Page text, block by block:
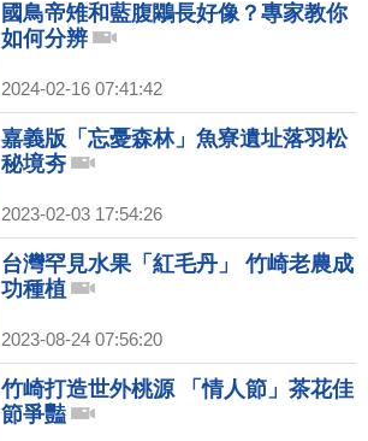
國鳥帝雉和藍腹鷴長好像？專家教你
如何分辨
2024-02-16 07:41:42
嘉義版「忘憂森林」魚寮遺址落羽松
秘境夯
2023-02-03 17:54:26
台灣罕見水果「紅毛丹」 竹崎老農成
功種植
2023-08-24 07:56:20
竹崎打造世外桃源 「情人節」茶花佳
節爭豔